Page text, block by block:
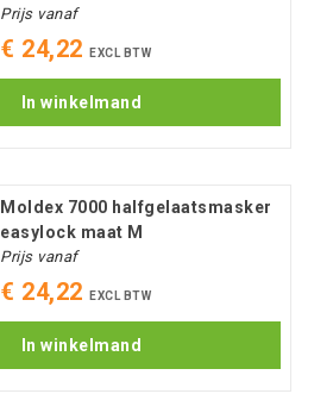
Prijs vanaf
€ 24,22 EXCL BTW
In winkelmand
Moldex 7000 halfgelaatsmasker
easylock maat M
Prijs vanaf
€ 24,22 EXCL BTW
In winkelmand